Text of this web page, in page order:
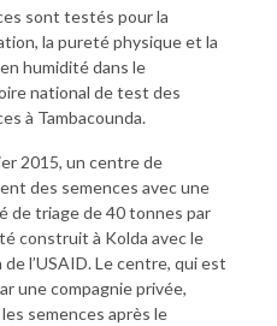
sont testés pour la
la pureté physique et la
humidité dans le
national de test des
à Tambacounda.
2015, un centre de
des semences avec une
de triage de 40 tonnes par
construit à Kolda avec le
l’USAID. Le centre, qui est
une compagnie privée,
semences après le